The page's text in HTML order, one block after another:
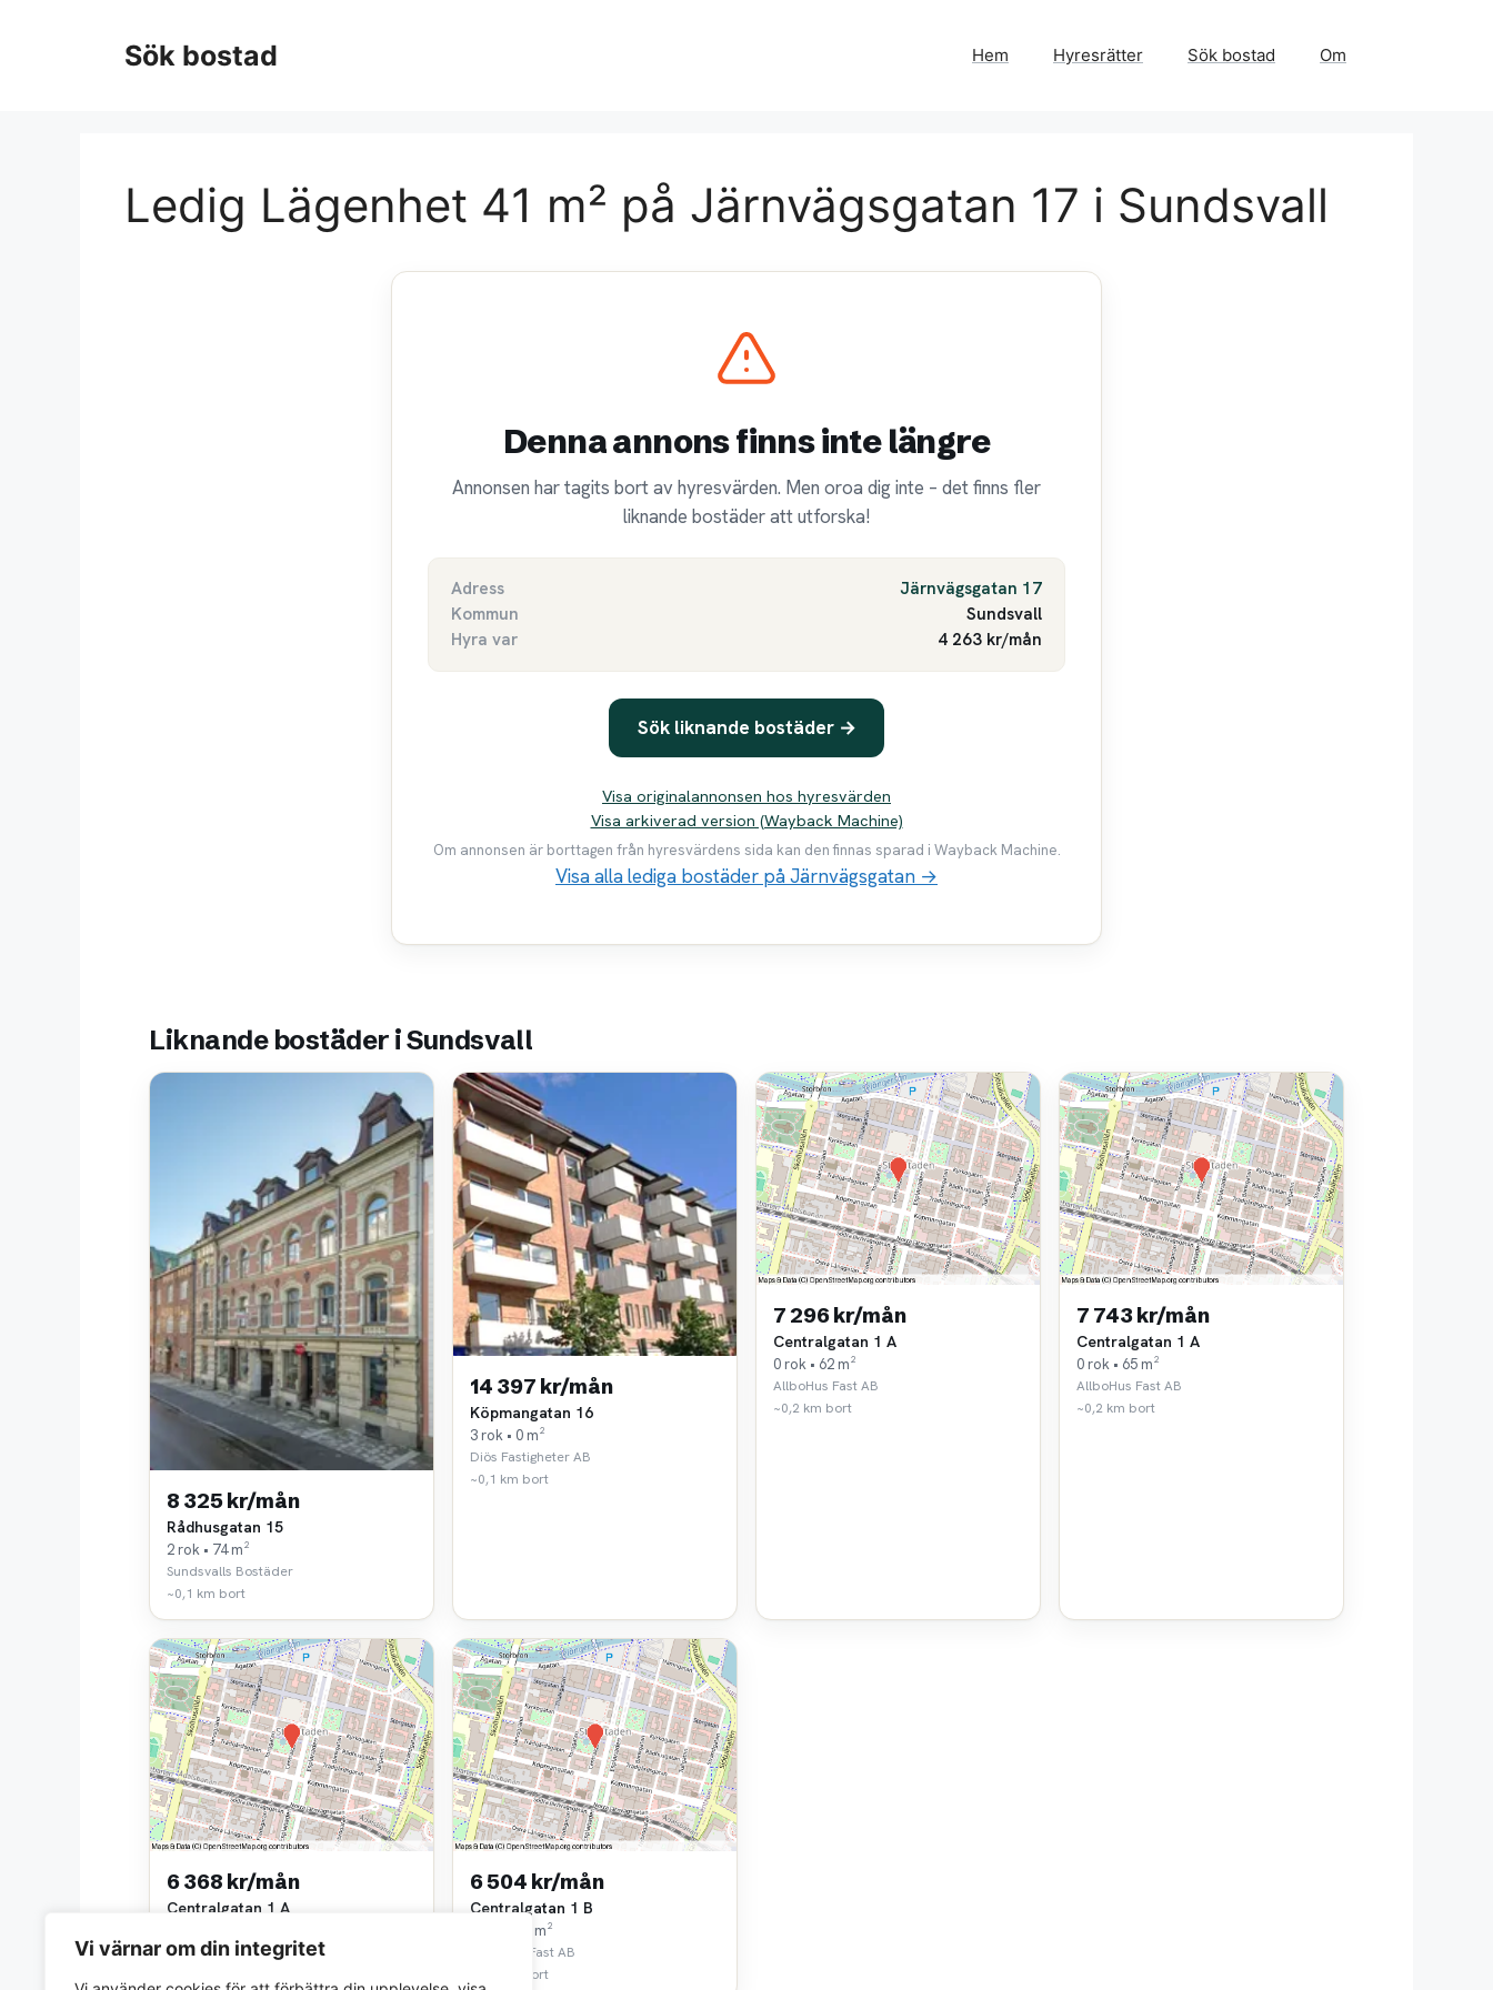
Vi värnar om din integritet
Sök bostad Hem Hyresrätter Sök bostad Om
Ledig Lägenhet 41 m² på Järnvägsgatan 17 i Sundsvall
Denna annons finns inte längre
Annonsen har tagits bort av hyresvärden. Men oroa dig inte – det finns fler
liknande bostäder att utforska!
Adress
Järnvägsgatan 17
Kommun
Sundsvall
Hyra var
4 263 kr/mån
Sök liknande bostäder →
Visa originalannonsen hos hyresvärden
Visa arkiverad version (Wayback Machine)
Om annonsen är borttagen från hyresvärdens sida kan den finnas sparad i Wayback Machine.
Visa alla lediga bostäder på Järnvägsgatan →
Liknande bostäder i Sundsvall
8 325 kr/mån
Rådhusgatan 15
2 rok • 74 m²
Sundsvalls Bostäder
~0,1 km bort
14 397 kr/mån
Köpmangatan 16
3 rok • 0 m²
Diös Fastigheter AB
~0,1 km bort
7 296 kr/mån
Centralgatan 1 A
0 rok • 62 m²
AllboHus Fast AB
~0,2 km bort
7 743 kr/mån
Centralgatan 1 A
0 rok • 65 m²
AllboHus Fast AB
~0,2 km bort
6 368 kr/mån
Centralgatan 1 A
AllboHus Fast AB
6 504 kr/mån
Centralgatan 1 B
0 rok • 52 m²
AllboHus Fast AB
~0,2 km bort